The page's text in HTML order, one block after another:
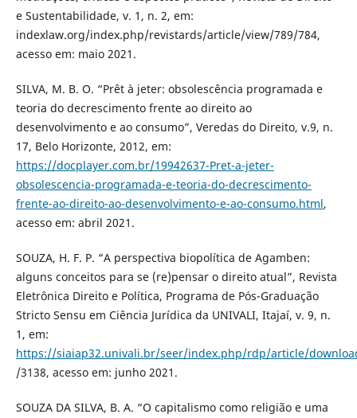
e Sustentabilidade, v. 1, n. 2, em:
indexlaw.org/index.php/revistards/article/view/789/784,
acesso em: maio 2021.
SILVA, M. B. O. “Prêt à jeter: obsolescência programada e
teoria do decrescimento frente ao direito ao
desenvolvimento e ao consumo”, Veredas do Direito, v.9, n.
17, Belo Horizonte, 2012, em:
https://docplayer.com.br/19942637-Pret-a-jeter-
obsolescencia-programada-e-teoria-do-decrescimento-
frente-ao-direito-ao-desenvolvimento-e-ao-consumo.html,
acesso em: abril 2021.
SOUZA, H. F. P. “A perspectiva biopolítica de Agamben:
alguns conceitos para se (re)pensar o direito atual”, Revista
Eletrônica Direito e Política, Programa de Pós-Graduação
Stricto Sensu em Ciência Jurídica da UNIVALI, Itajaí, v. 9, n.
1, em:
https://siaiap32.univali.br/seer/index.php/rdp/article/
/3138, acesso em: junho 2021.
SOUZA DA SILVA, B. A. “O capitalismo como religião e uma